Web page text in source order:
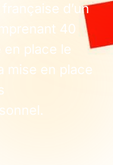
d’un
40
en place le
mise en place